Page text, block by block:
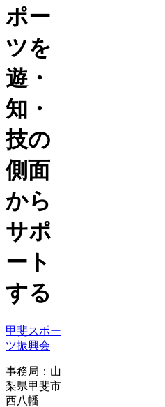
ポー
ツを
遊・
知・
技の
側面
から
サポ
ート
する
甲斐スポー
ツ振興会
事務局：山
梨県甲斐市
西八幡